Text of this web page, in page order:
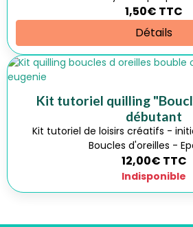
1,50€ TTC
Détails
Kit tutoriel quilling
débutant
Kit tutoriel de loisirs créatifs -
Boucles d'oreilles -
12,00€ TTC
Indisponible